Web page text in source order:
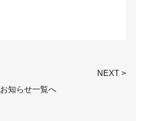
NEXT >
お知らせ一覧へ